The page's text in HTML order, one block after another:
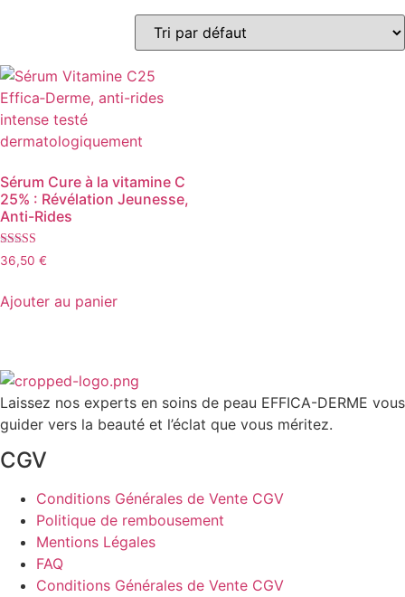
Sérum Cure à la vitamine C
25% : Révélation Jeunesse,
Anti-Rides
Note
5.00
36,50 €
Ajouter au panier
Laissez nos experts en soins de peau EFFICA-DERME vous
guider vers la beauté et l’éclat que vous méritez.
CGV
Conditions Générales de Vente CGV
Politique de rembousement
Mentions Légales
FAQ
Conditions Générales de Vente CGV